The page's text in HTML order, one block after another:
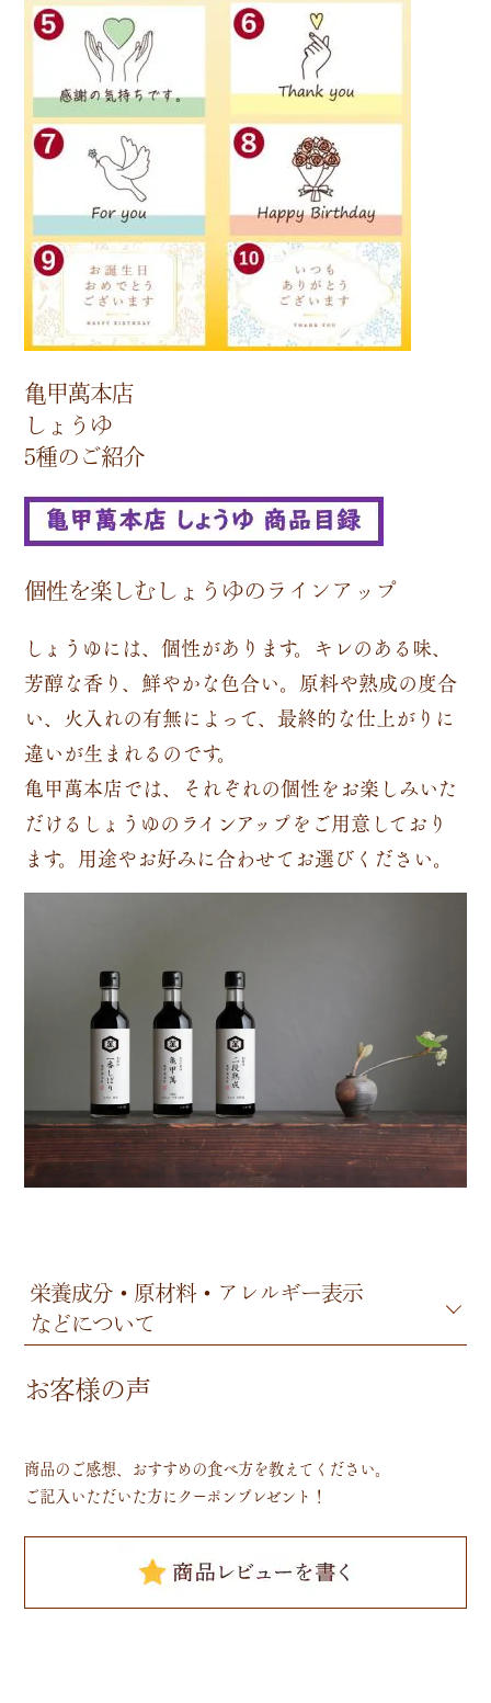
亀甲萬本店
しょうゆ
5種のご紹介
個性を楽しむしょうゆのラインアップ
しょうゆには、個性があります。キレのある味、
芳醇な香り、鮮やかな色合い。原料や熟成の度合
い、火入れの有無によって、最終的な仕上がりに
違いが生まれるのです。
亀甲萬本店では、それぞれの個性をお楽しみいた
だけるしょうゆのラインアップをご用意しており
ます。用途やお好みに合わせてお選びください。
栄養成分・原材料・アレルギー表示
などについて
お客様の声
商品のご感想、おすすめの食べ方を教えてください。
ご記入いただいた方にクーポンプレゼント！